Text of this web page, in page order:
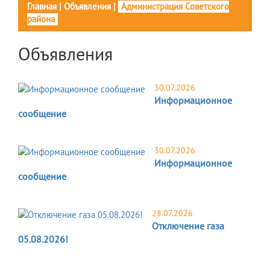
Главная | Объявления | Администрация Советского
района
Объявления
30.07.2026
Информационное
сообщение
30.07.2026
Информационное
сообщение
28.07.2026
Отключение газа
05.08.2026!